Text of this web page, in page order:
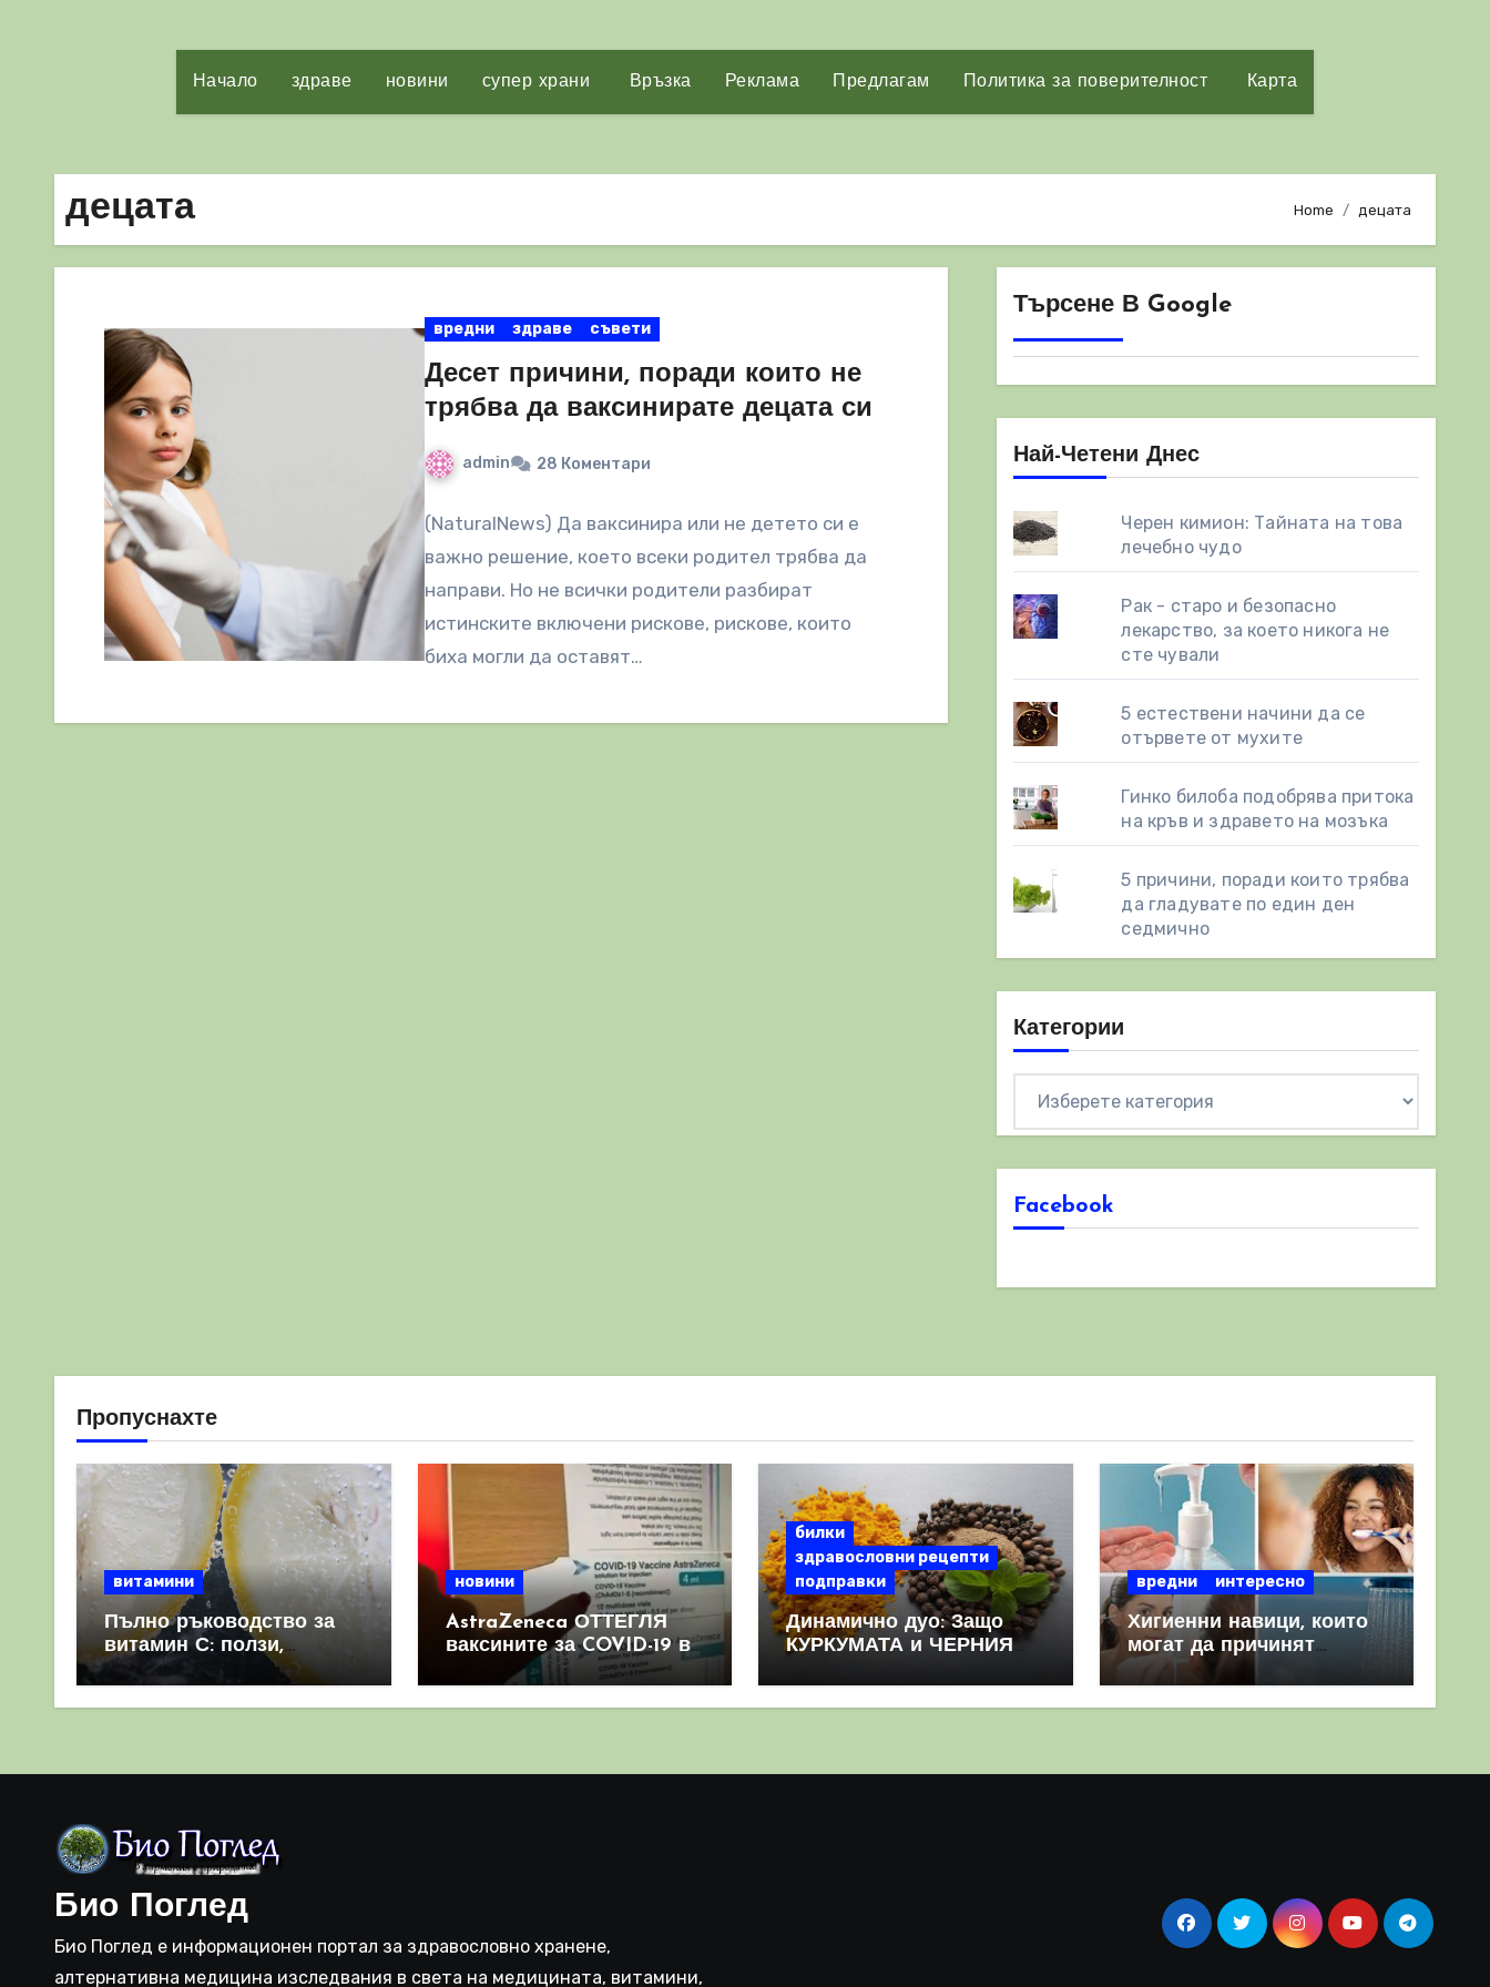
Начало здраве новини супер храни Връзка Реклама Предлагам Политика за поверителност Карта
децата Home децата
вредни здраве съвети
Десет причини, поради които не
трябва да ваксинирате децата си
admin 28 Коментари
(NaturalNews) Да ваксинира или не детето си е
важно решение, което всеки родител трябва да
направи. Но не всички родители разбират
истинските включени рискове, рискове, които
биха могли да оставят…
Търсене В Google
Най-Четени Днес
Черен кимион: Тайната на това
лечебно чудо
Рак - старо и безопасно
лекарство, за което никога не
сте чували
5 естествени начини да се
отървете от мухите
Гинко билоба подобрява притока
на кръв и здравето на мозъка
5 причини, поради които трябва
да гладувате по един ден
седмично
Категории
Facebook
Пропуснахте
витамини
Пълно ръководство за
витамин С: ползи,
източници и защо е
важен за имунната
новини
AstraZeneca ОТТЕГЛЯ
ваксините за COVID-19 в
световен мащаб, след
като призна, че те
билки
здравословни рецепти
подправки
Динамично дуо: Защо
КУРКУМАТА и ЧЕРНИЯ
комбинация
вредни интересно
Хигиенни навици, които
могат да причинят
повече вреда, отколкото
полза
Био Поглед
Био Поглед е информационен портал за здравословно хранене,
алтернативна медицина изследвания в света на медицината, витамини,